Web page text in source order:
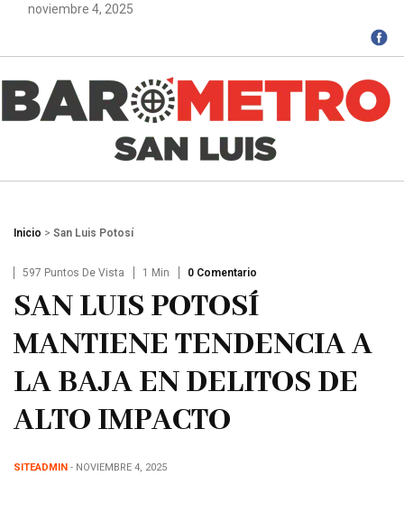
noviembre 4, 2025
Inicio > San Luis Potosí
597 Puntos De Vista 1 Min 0 Comentario
SAN LUIS POTOSÍ
MANTIENE TENDENCIA A
LA BAJA EN DELITOS DE
ALTO IMPACTO
SITEADMIN - NOVIEMBRE 4, 2025